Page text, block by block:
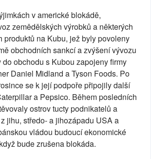
v americké blokádě,
zemědělských výrobků a některých
produktů na Kubu, jež byly povoleny
obchodních sankcí a zvýšení vývozu
do obchodu s Kubou zapojeny firmy
Daniel Midland a Tyson Foods. Po
se k její podpoře připojily další
a Pepsico. Během posledních
ostrov tucty podnikatelů a
jihu, středo- a jihozápadu USA a
vládou budoucí ekonomické
bude zrušena blokáda.